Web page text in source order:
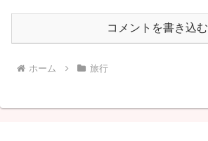
コメントを書き込む
ホーム 旅行